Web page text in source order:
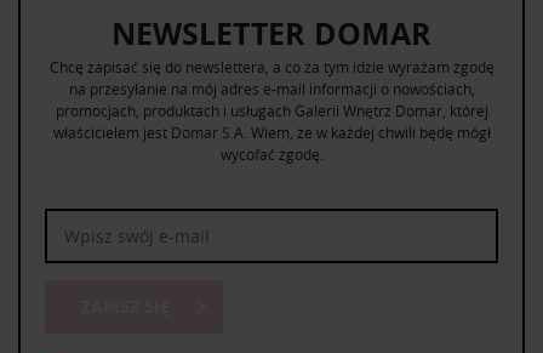
NEWSLETTER DOMAR
Chcę zapisać się do newslettera, a co za tym idzie wyrażam zgodę
na przesyłanie na mój adres e-mail informacji o nowościach,
promocjach, produktach i usługach Galerii Wnętrz Domar, której
właścicielem jest Domar S.A. Wiem, że w każdej chwili będę mógł
wycofać zgodę.